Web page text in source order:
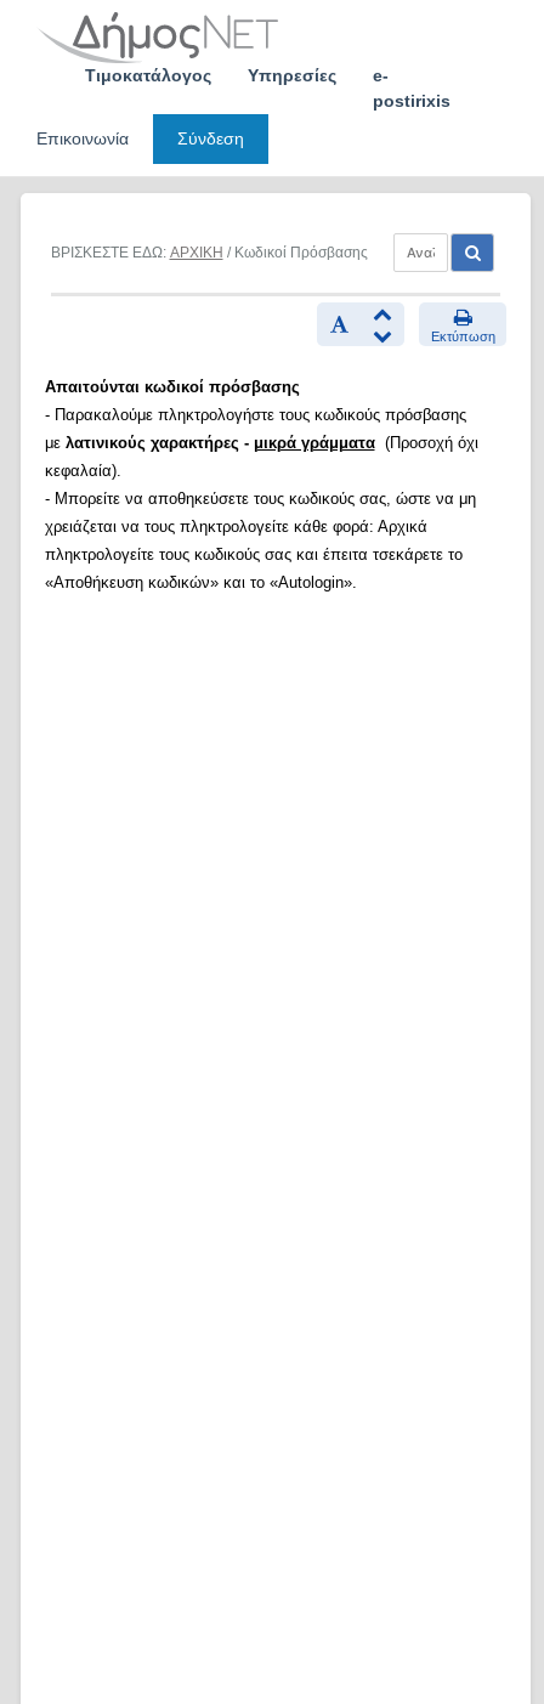
Τιμοκατάλογος Υπηρεσίες
e-
postirixis
Επικοινωνία
Σύνδεση
ΒΡΙΣΚΕΣΤΕ ΕΔΩ: ΑΡΧΙΚΗ / Κωδικοί Πρόσβασης
Εκτύπωση
Απαιτούνται κωδικοί πρόσβασης
- Παρακαλούμε πληκτρολογήστε τους κωδικούς πρόσβασης
με λατινικούς χαρακτήρες - μικρά γράμματα(Προσοχή όχι
κεφαλαία).
- Μπορείτε να αποθηκεύσετε τους κωδικούς σας, ώστε να μη
χρειάζεται να τους πληκτρολογείτε κάθε φορά: Αρχικά
πληκτρολογείτε τους κωδικούς σας και έπειτα τσεκάρετε το
«Αποθήκευση κωδικών» και το «Autologin».